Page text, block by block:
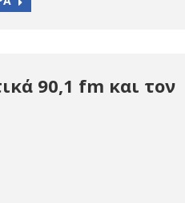
90,1 fm και τον